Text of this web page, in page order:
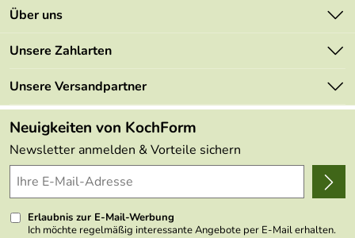
Kontakt
Mehrwertsteuerfrei
Retourenportal
FAQs
Lieferbedingungen
Delivery Terms
Kundenlogin
Über uns
Marken
Angebote
Made in Germany
Themen
Wir über uns
Presse
Unsere Zahlarten
Unsere Versandpartner
Neuigkeiten von KochForm
Newsletter anmelden & Vorteile sichern
Erlaubnis zur E-Mail-Werbung
Ich möchte regelmäßig interessante Angebote per E-Mail erhalten.